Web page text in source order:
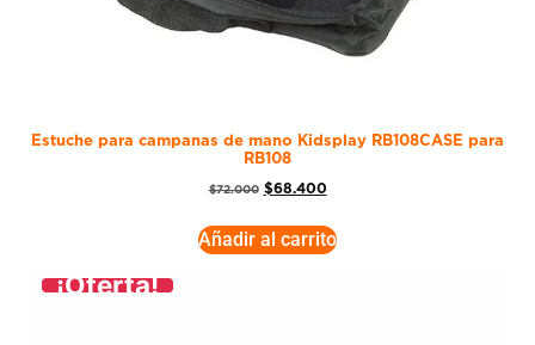
Estuche para campanas de mano Kidsplay RB108CASE para
RB108
$72.000 $68.400
Añadir al carrito
¡Oferta!